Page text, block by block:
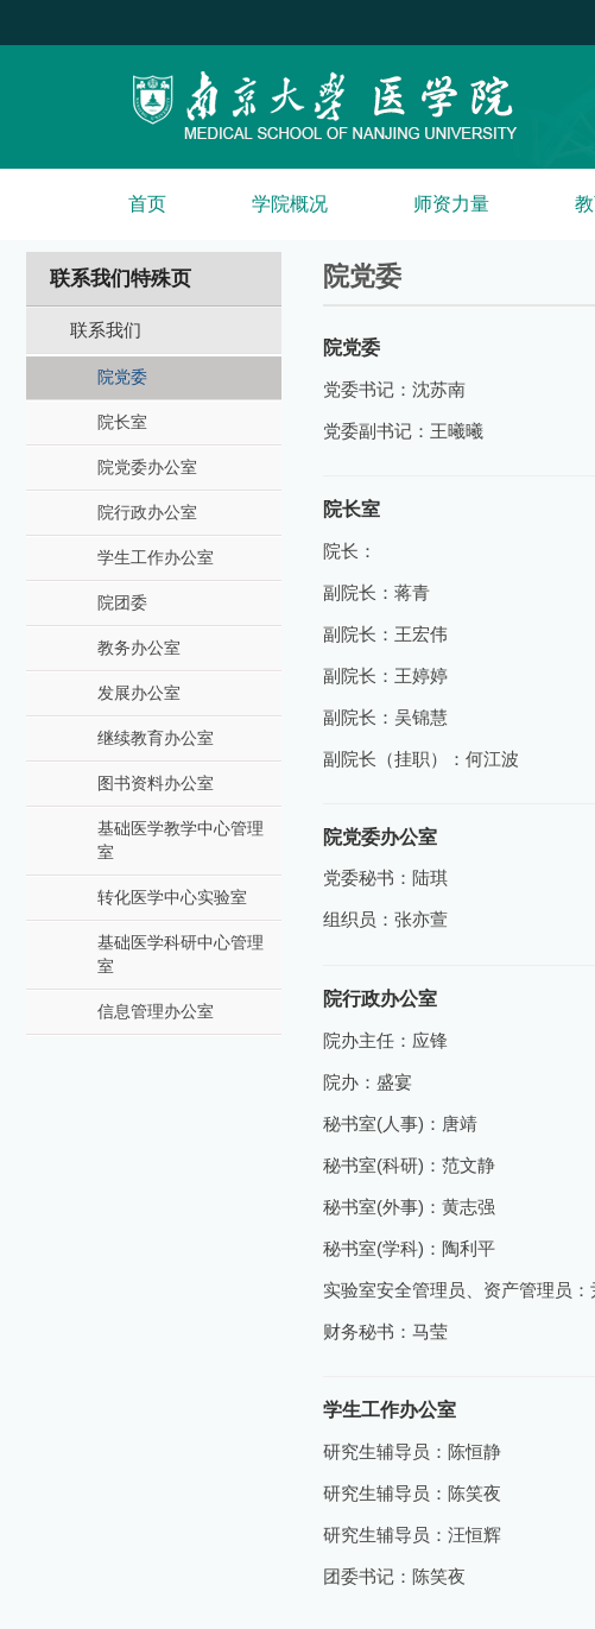
首页 学院概况 师资力量
联系我们特殊页
联系我们
院党委
院长室
院党委办公室
院行政办公室
学生工作办公室
院团委
教务办公室
发展办公室
继续教育办公室
图书资料办公室
基础医学教学中心管理
室
转化医学中心实验室
基础医学科研中心管理
室
信息管理办公室
院党委
院党委
党委书记：沈苏南
党委副书记：王曦曦
院长室
院长：
副院长：蒋青
副院长：王宏伟
副院长：王婷婷
副院长：吴锦慧
副院长（挂职）：何江波
院党委办公室
党委秘书：陆琪
组织员：张亦萱
院行政办公室
院办主任：应锋
院办：盛宴
秘书室(人事)：唐靖
秘书室(科研)：范文静
秘书室(外事)：黄志强
秘书室(学科)：陶利平
实验室安全管理员、资产管理员：
财务秘书：马莹
学生工作办公室
研究生辅导员：陈恒静
研究生辅导员：陈笑夜
研究生辅导员：汪恒辉
团委书记：陈笑夜